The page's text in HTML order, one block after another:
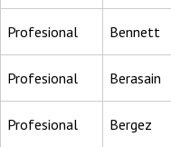
Profesional Bennett
Profesional Berasain
Profesional Bergez